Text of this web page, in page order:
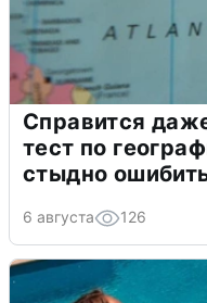
Справится
тест по
стыдно
6 августа 126